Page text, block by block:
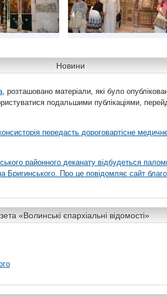
Новини
, розташовано матеріали, які було
подальшими публікаціями,
передасть дороговартісне
районного деканату відбудеться
Бригинського. Про це повідомляє сайт
«Волинські єпархіальні відомості»